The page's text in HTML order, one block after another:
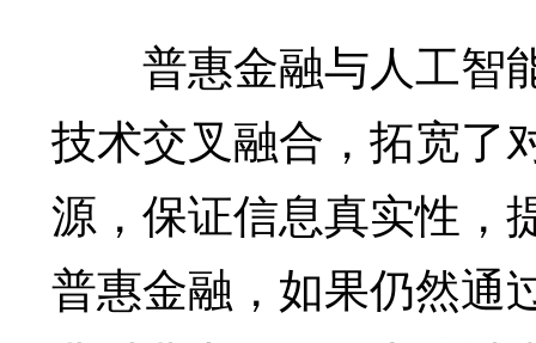
普惠金融与人工智
技术交叉融合，拓宽了
源，保证信息真实性，
普惠金融，如果仍然通